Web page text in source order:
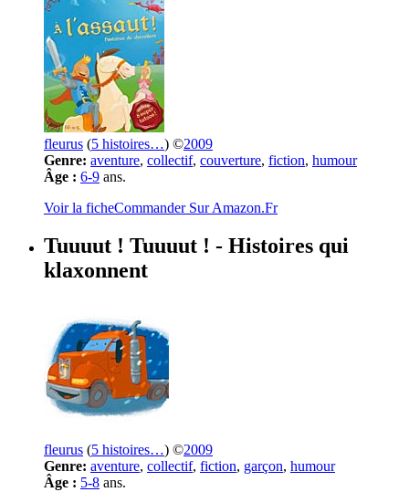
fleurus (5 histoires…) ©2009
Genre: aventure, collectif, couverture, fiction, humour
Âge : 6-9 ans.
Voir la ficheCommander Sur Amazon.Fr
Tuuuut ! Tuuuut ! - Histoires qui
klaxonnent
fleurus (5 histoires…) ©2009
Genre: aventure, collectif, fiction, garçon, humour
Âge : 5-8 ans.